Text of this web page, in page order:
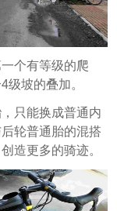
个有等级的爬
坡的叠加。
只能换成普通内
轮普通胎的混搭
造更多的骑迹。